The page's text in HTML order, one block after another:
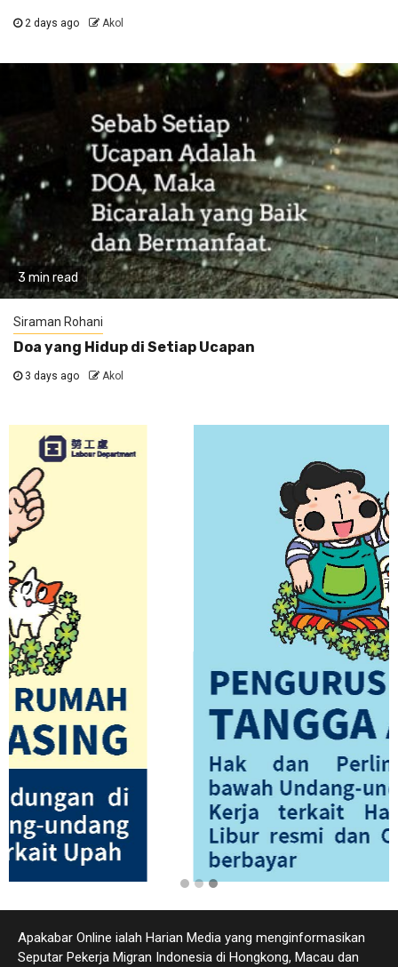
2 days ago Akol
3 min read
Siraman Rohani
Doa yang Hidup di Setiap Ucapan
3 days ago Akol
Apakabar Online ialah Harian Media yang menginformasikan
Seputar Pekerja Migran Indonesia di Hongkong, Macau dan